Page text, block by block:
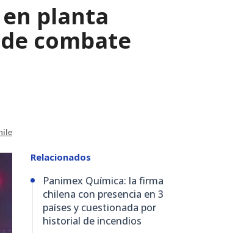
planta
combate
Relacionados
Panimex Química: la firma
chilena con presencia en 3
países y cuestionada por
historial de incendios